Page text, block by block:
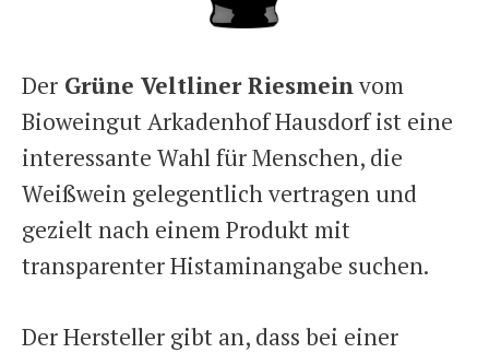
Der Grüne Veltliner Riesmeinvom
Bioweingut Arkadenhof Hausdorf ist eine
interessante Wahl für Menschen, die
Weißwein gelegentlich vertragen und
gezielt nach einem Produkt mit
transparenter Histaminangabe suchen.
Der Hersteller gibt an, dass bei einer